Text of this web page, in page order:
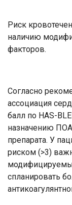
Риск
наличию
факторов.
Согласно
ассоциация
балл по HAS-
назначению
препарата. У
риском (>3)
спланировать